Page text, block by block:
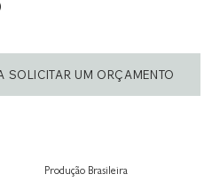
SOLICITAR UM ORÇAMENTO
Produção Brasileira